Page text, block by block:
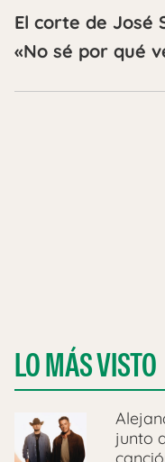
El corte de José
«No sé por qué
LO MÁS VISTO
junto